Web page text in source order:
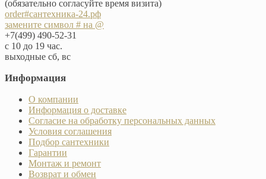
(обязательно согласуйте время визита)
order#сантехника-24.рф
замените символ # на @
+7(499) 490-52-31
с 10 до 19 час.
выходные сб, вс
Информация
О компании
Информация о доставке
Согласие на обработку персональных данных
Условия соглашения
Подбор сантехники
Гарантии
Монтаж и ремонт
Возврат и обмен